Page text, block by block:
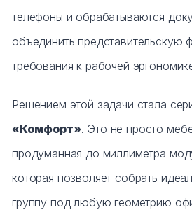
телефоны и обрабатываются
объединить представительскую
требования к рабочей
Решением этой задачи стала
«Комфорт». Это не просто
продуманная до миллиметра
которая позволяет собрать
группу под любую геометрию
Офисные диваны
Сейфы и
Обеденная зона
Искусственные
Кашпо